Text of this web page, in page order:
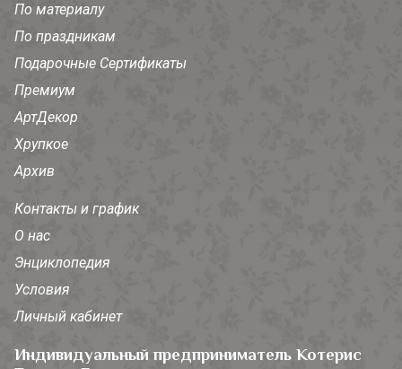
По материалу
По праздникам
Подарочные Сертификаты
Премиум
АртДекор
Хрупкое
Архив
Контакты и график
О нас
Энциклопедия
Условия
Личный кабинет
Индивидуальный предприниматель Котерис